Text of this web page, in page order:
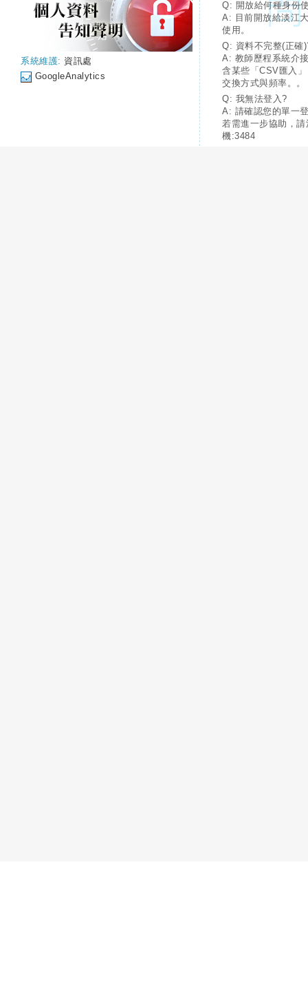
系統維護: 資訊處
GoogleAnalytics
Q: 開放給何種身份
A: 目前開放給淡江
使用。
Q: 資料不完整(正確
A: 教師歷程系統介
含某些「CSV匯入
交換方式與頻率。。
Q: 我無法登入?
A: 請確認您的單一
若需進一步協助，
機:3484